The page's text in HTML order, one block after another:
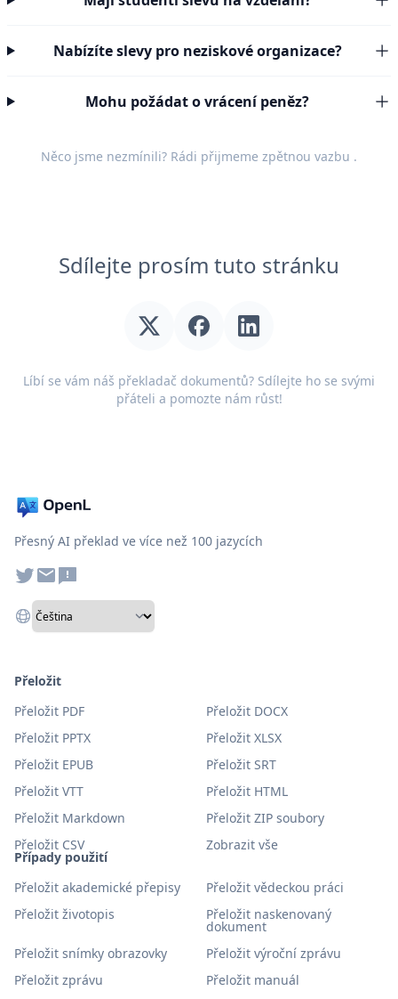
Nabízíte slevy pro neziskové organizace?
Mohu požádat o vrácení peněz?
Něco jsme nezmínili? Rádi přijmeme zpětnou vazbu .
Sdílejte prosím tuto stránku
Líbí se vám náš překladač dokumentů? Sdílejte ho se svými
přáteli a pomozte nám růst!
Přesný AI překlad ve více než 100 jazycích
Případy použití
Přeložit akademické přepisy
Přeložit vědeckou práci
Přeložit životopis
Přeložit naskenovaný
dokument
Přeložit snímky obrazovky
Přeložit výroční zprávu
Přeložit zprávu
Přeložit manuál
Přeložit
Přeložit PDF
Přeložit DOCX
Přeložit PPTX
Přeložit XLSX
Přeložit EPUB
Přeložit SRT
Přeložit VTT
Přeložit HTML
Přeložit Markdown
Přeložit ZIP soubory
Přeložit CSV
Zobrazit vše